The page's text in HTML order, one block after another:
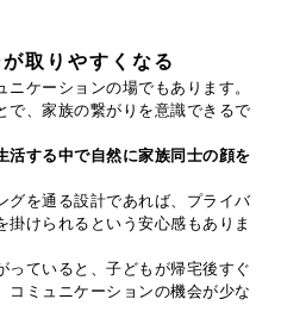
取りやすくなる
ケーションの場でもあります。
で、家族の繋がりを意識できるで
活する中で自然に家族同士の顔を
グを通る設計であれば、プライバ
掛けられるという安心感もありま
っていると、子どもが帰宅後すぐ
コミュニケーションの機会が少な